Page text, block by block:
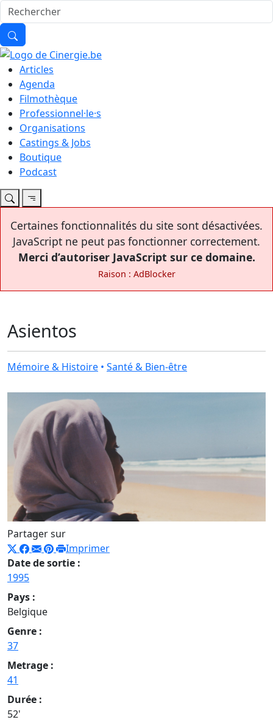
Articles
Agenda
Filmothèque
Professionnel·le·s
Organisations
Castings & Jobs
Boutique
Podcast
Certaines fonctionnalités du site sont désactivées.
JavaScript ne peut pas fonctionner correctement.
Merci d’autoriser JavaScript sur ce domaine.
Raison : AdBlocker
Asientos
Mémoire & Histoire • Santé & Bien-être
Partager sur
Imprimer
Date de sortie :
1995
Pays :
Belgique
Genre :
37
Metrage :
41
Durée :
52'